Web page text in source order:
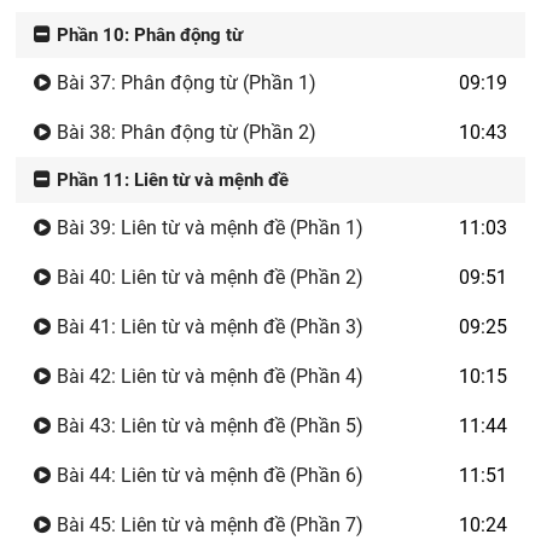
Phần 10: Phân động từ
Bài 37: Phân động từ (Phần 1) 09:19
Bài 38: Phân động từ (Phần 2) 10:43
Phần 11: Liên từ và mệnh đề
Bài 39: Liên từ và mệnh đề (Phần 1) 11:03
Bài 40: Liên từ và mệnh đề (Phần 2) 09:51
Bài 41: Liên từ và mệnh đề (Phần 3) 09:25
Bài 42: Liên từ và mệnh đề (Phần 4) 10:15
Bài 43: Liên từ và mệnh đề (Phần 5) 11:44
Bài 44: Liên từ và mệnh đề (Phần 6) 11:51
Bài 45: Liên từ và mệnh đề (Phần 7) 10:24